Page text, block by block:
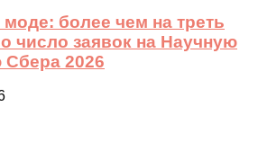
моде: более чем на треть
число заявок на Научную
2026